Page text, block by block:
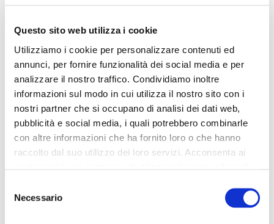
Questo sito web utilizza i cookie
Utilizziamo i cookie per personalizzare contenuti ed
annunci, per fornire funzionalità dei social media e per
analizzare il nostro traffico. Condividiamo inoltre
informazioni sul modo in cui utilizza il nostro sito con i
nostri partner che si occupano di analisi dei dati web,
pubblicità e social media, i quali potrebbero combinarle
con altre informazioni che ha fornito loro o che hanno
raccolto dal suo utilizzo dei loro servizi. Acconsenta ai
delNecessario